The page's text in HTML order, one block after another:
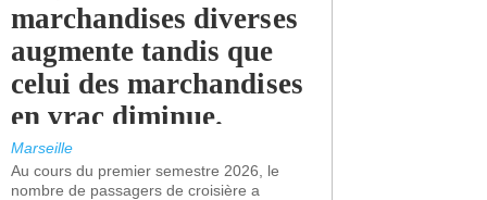
marchandises diverses
augmente tandis que
celui des marchandises
en vrac diminue.
Marseille
Au cours du premier semestre 2026, le
nombre de passagers de croisière a